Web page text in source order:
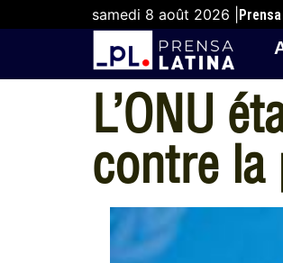
samedi 8 août 2026 |
L’ONU
contre la